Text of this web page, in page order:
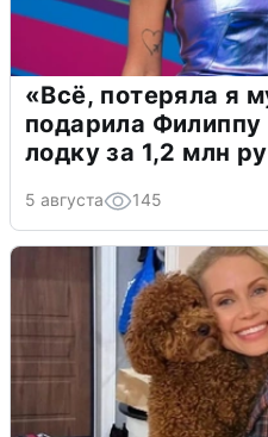
«Всё, потеряла я
подарила
лодку за 1,2 млн
5 августа 145